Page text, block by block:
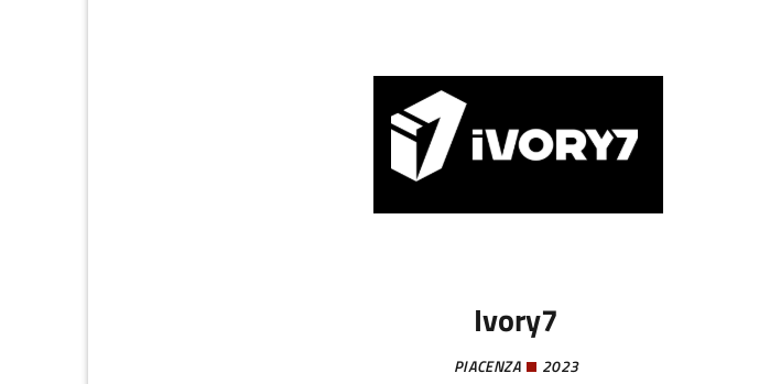
Ivory7
PIACENZA 2023